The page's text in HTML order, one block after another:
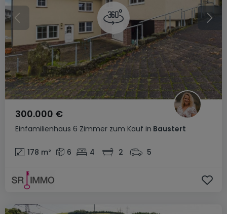
Einfamilienhaus 6 Zimmer zum Kauf in Baustert
300.000 €
178 m² 6 4 2 5